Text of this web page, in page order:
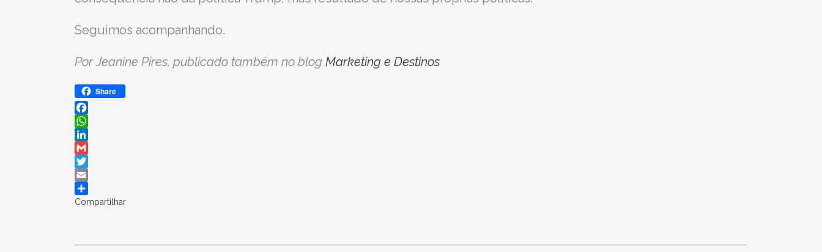
Seguimos acompanhando.
Por Jeanine Pires, publicado também no blog Marketing e Destinos
Share
Facebook
WhatsApp
LinkedIn
Gmail
Twitter
Email
Compartilhar